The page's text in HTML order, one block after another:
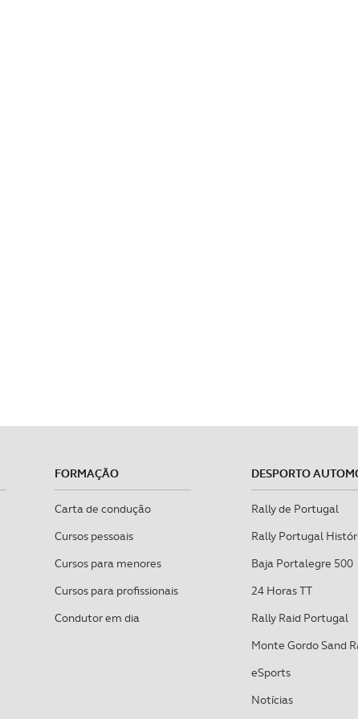
FORMAÇÃO
Carta de condução
Cursos pessoais
Cursos para menores
Cursos para profissionais
Condutor em dia
DESPORTO
Rally de Portugal
Rally Portugal
Baja Portalegre 500
24 Horas TT
Rally Raid Portugal
Monte Gordo Sand
eSports
Notícias